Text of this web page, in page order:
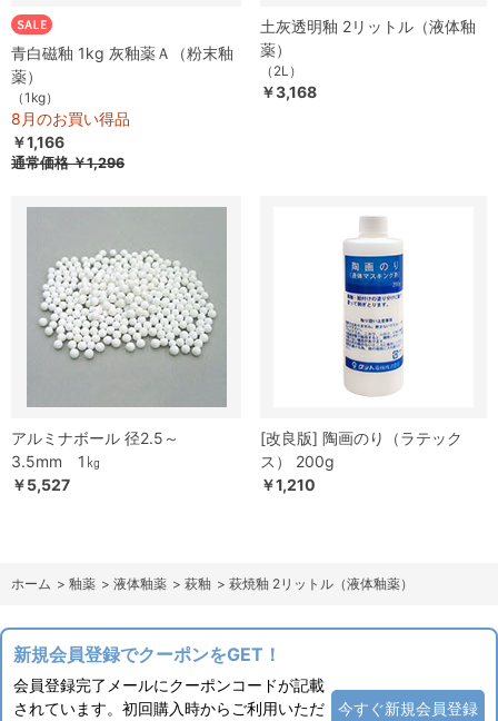
青白磁釉 1kg 灰釉薬Ａ（粉末釉
薬）
（1kg）
8月のお買い得品
￥1,166
通常価格￥1,296
土灰透明釉 2リットル（液体釉
薬）
（2L）
￥3,168
アルミナボール 径2.5～
3.5mm 1㎏
￥5,527
[改良版] 陶画のり（ラテック
ス） 200g
￥1,210
ホーム > 釉薬 > 液体釉薬 > 萩釉 > 萩焼釉 2リットル（液体釉薬）
新規会員登録でクーポンをGET！
会員登録完了メールにクーポンコードが記載
されています。初回購入時からご利用いただ
今すぐ新規会員登録